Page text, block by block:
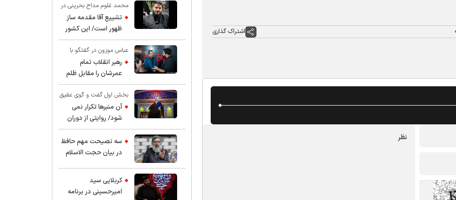
اشتراک گذاری
محمد غلوم مداح بحرینی در
گفت و گو با عقیق:
تشییع آقا مقدمه ساز
ظهور است/ این کشور
صاحب دارد
عباس موزون در گفتگو با
عقیق:رهبر انقلاب تمام
عمرشان را مقابل ظلم
ایستادند پس نباید از
شهادت ایشان شگفت
زده شد
بخش اول گفت و گوی عقیق
با استاد حسین انصاریان:
آن منبرها تکرار نمی
شود/ روایتی از دوران
کودکی و نوجوانی این
واعظ بزرگ و نویسنده و
پژوهشگر جهان اسلام
سه نصیحت مهم حافظ
در بیان حجت الاسلام
کربلایی سید
امیر‌حسینی در برنامه